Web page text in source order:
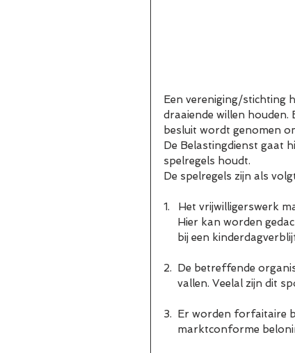
Een vereniging/stichting
draaiende willen houden.
besluit wordt genomen
De Belastingdienst gaat
spelregels houdt.
De spelregels zijn als
1.   Het vrijwilligerswerk
Hier kan worden
bij een
2.  De betreffende
vallen. Veelal
3.  Er worden forfaitaire
marktconforme